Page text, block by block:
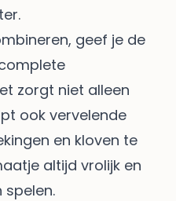
geef je de
zorgt niet alleen
ook vervelende
en kloven te
altijd vrolijk en
spelen.